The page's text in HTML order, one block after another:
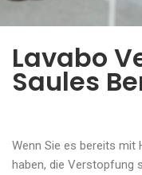
Lavabo
Saules
Wenn Sie es bereits mit
haben, die Verstopfung